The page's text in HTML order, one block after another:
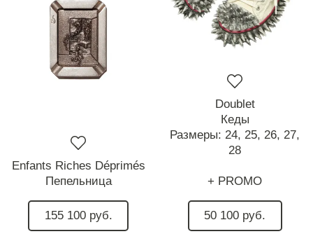
Enfants Riches Déprimés
Пепельница
155 100 руб.
Doublet
Кеды
Размеры: 24, 25, 26, 27,
28
+ PROMO
50 100 руб.